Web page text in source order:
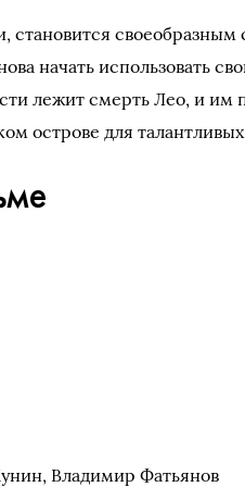
становится
начать использовать
лежит смерть Лео, и им
острове для
Владимир Фатьянов